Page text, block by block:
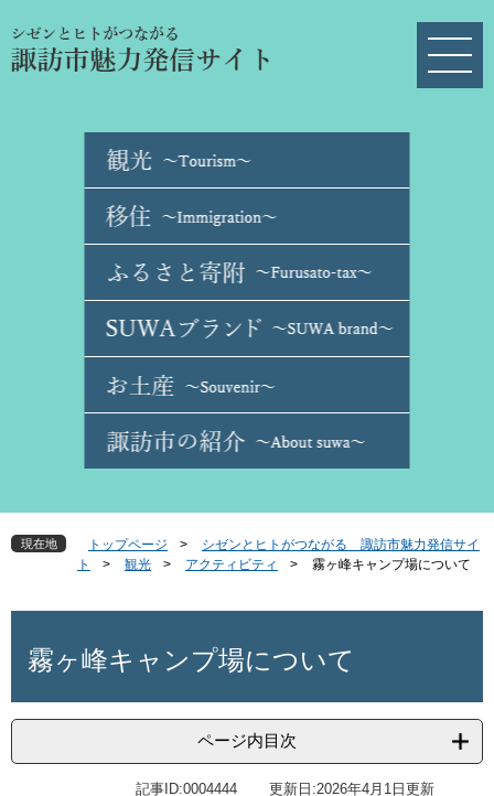
ー
ジ
ニ
ュ
現在地 トップページ >
シゼンとヒトがつながる 諏訪市魅力発信サイ
ト
> 観光 > アクティビティ > 霧ヶ峰キャンプ場について
霧ヶ峰キャンプ場について
ページ内目次
記事ID:0004444 更新日:2026年4月1日更新